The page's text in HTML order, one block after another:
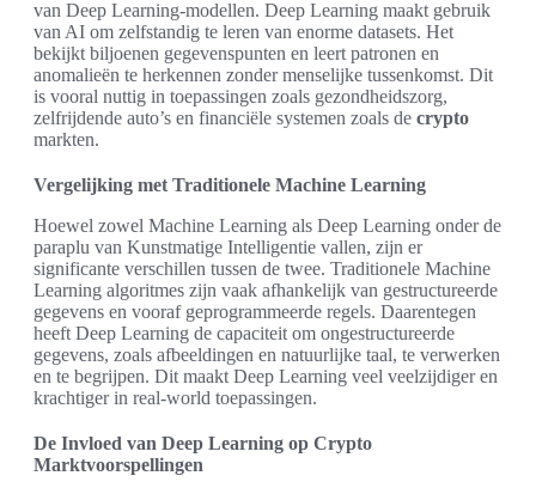
van Deep Learning-modellen. Deep Learning maakt gebruik
van AI om zelfstandig te leren van enorme datasets. Het
bekijkt biljoenen gegevenspunten en leert patronen en
anomalieën te herkennen zonder menselijke tussenkomst. Dit
is vooral nuttig in toepassingen zoals gezondheidszorg,
zelfrijdende auto’s en financiële systemen zoals de crypto
markten.
Vergelijking met Traditionele Machine Learning
Hoewel zowel Machine Learning als Deep Learning onder de
paraplu van Kunstmatige Intelligentie vallen, zijn er
significante verschillen tussen de twee. Traditionele Machine
Learning algoritmes zijn vaak afhankelijk van gestructureerde
gegevens en vooraf geprogrammeerde regels. Daarentegen
heeft Deep Learning de capaciteit om ongestructureerde
gegevens, zoals afbeeldingen en natuurlijke taal, te verwerken
en te begrijpen. Dit maakt Deep Learning veel veelzijdiger en
krachtiger in real-world toepassingen.
De Invloed van Deep Learning op Crypto
Marktvoorspellingen